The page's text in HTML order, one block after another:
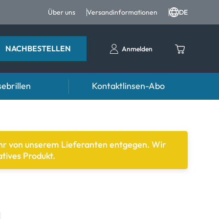
Über uns Versandinformationen DE
NACHBESTELLEN Anmelden
FAQ
Zubehör
Kontaktlinsen-Abo
von unserem Lieferanten entgegen. Wir
Produkt.